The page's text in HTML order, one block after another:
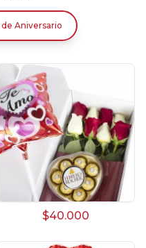
de Aniversario
$40.000